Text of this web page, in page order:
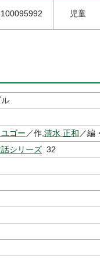
児童
ゴー ／作, 清水 正和 ／編
シリーズ 32